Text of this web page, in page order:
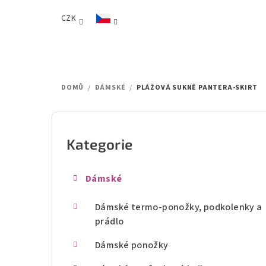
CZK
DOMŮ / DÁMSKÉ / PLÁŽOVÁ SUKNĚ PANTERA-SKIRT
Přeskočit
kategorie
Kategorie
Dámské
Dámské termo-ponožky, podkolenky a
prádlo
Dámské ponožky